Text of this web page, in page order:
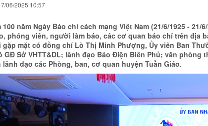
06/2025 10:57
100 năm Ngày Báo chí cách mạng Việt Nam (21/6/1925 -
phóng viên, người làm báo, các cơ quan báo chí trên địa
gặp mặt có đồng chí Lò Thị Minh Phượng, Ủy viên Ban
GĐ Sở VHTT&DL; lãnh đạo Báo Điện Biên Phủ; văn
lãnh đạo các Phòng, ban, cơ quan huyện Tuần Giáo.